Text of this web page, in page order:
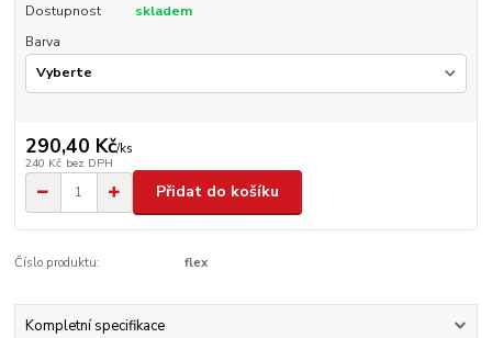
Dostupnost
skladem
Barva
290,40 Kč/ks
240 Kč bez DPH
Přidat do košíku
Číslo produktu: flex
Kompletní specifikace